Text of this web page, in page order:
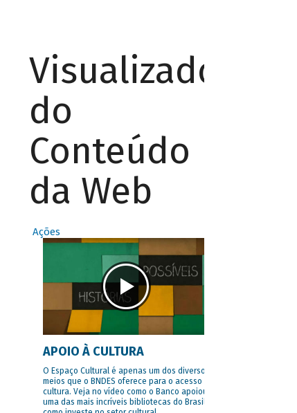
Visualizador
do
Conteúdo
da Web
Ações
APOIO À CULTURA
O Espaço Cultural é apenas um dos diversos
meios que o BNDES oferece para o acesso à
cultura. Veja no vídeo como o Banco apoiou
uma das mais incríveis bibliotecas do Brasil e